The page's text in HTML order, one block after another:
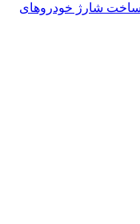
شارژ خودروهای